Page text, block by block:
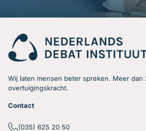
Wij laten mensen beter spreken. Meer dan
overtuigingskracht.
Contact
(035) 625 20 50